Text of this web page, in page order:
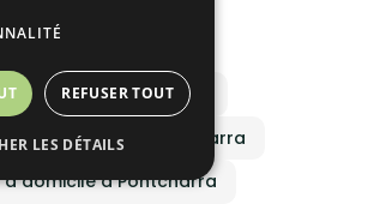
culinaires
domicile à Pontcharra
halal à Pontcharra
domicile à Pontcharra
REFUSER TOUT
LES DÉTAILS